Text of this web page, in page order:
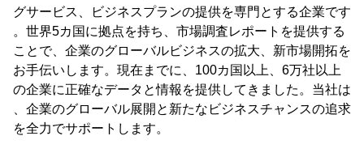
グサービス、ビジネスプランの提供を専門とする企業です
。世界5カ国に拠点を持ち、市場調査レポートを提供する
ことで、企業のグローバルビジネスの拡大、新市場開拓を
お手伝いします。現在までに、100カ国以上、6万社以上
の企業に正確なデータと情報を提供してきました。当社は
、企業のグローバル展開と新たなビジネスチャンスの追求
を全力でサポートします。